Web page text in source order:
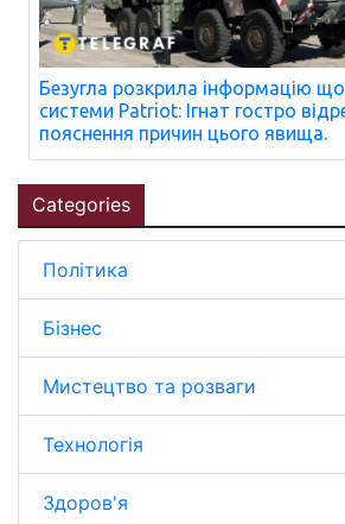
Безугла розкрила інформацію
системи Patriot: Ігнат гостро
пояснення причин цього явища.
Categories
Політика
Бізнес
Мистецтво та розваги
Технологія
Здоров'я